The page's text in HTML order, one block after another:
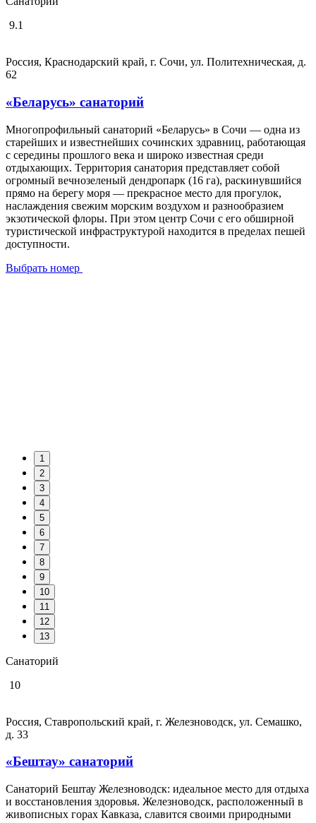
9.1
Россия, Краснодарский край, г. Сочи, ул. Политехническая, д.
62
«Беларусь» санаторий
Многопрофильный санаторий «Беларусь» в Сочи — одна из
старейших и известнейших сочинских здравниц, работающая
с середины прошлого века и широко известная среди
отдыхающих. Территория санатория представляет собой
огромный вечнозеленый дендропарк (16 га), раскинувшийся
прямо на берегу моря — прекрасное место для прогулок,
наслаждения свежим морским воздухом и разнообразием
экзотической флоры. При этом центр Сочи с его обширной
туристической инфраструктурой находится в пределах пешей
доступности.
Выбрать номер
1
2
3
4
5
6
7
8
9
10
11
12
13
Санаторий
10
Россия, Ставропольский край, г. Железноводск, ул. Семашко,
д. 33
«Бештау» санаторий
Санаторий Бештау Железноводск: идеальное место для отдыха
и восстановления здоровья. Железноводск, расположенный в
живописных горах Кавказа, славится своими природными